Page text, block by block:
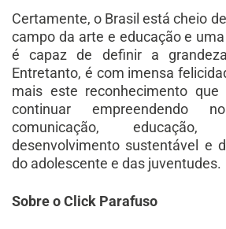
Certamente, o Brasil está cheio
campo da arte e educação e
é capaz de definir a
Entretanto, é com imensa
mais este reconhecimento
continuar empreendendo
comunicação,
desenvolvimento sustentável e
do adolescente e das juventudes.
Sobre o Click Parafuso